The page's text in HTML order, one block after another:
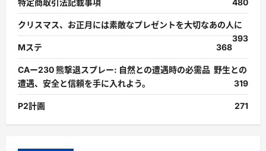
特定商取引法記載事項 480
クリスマス、お正月には素敵なプレゼントを大切なあの人に
393
Mステ
368
CAー230 熊撃退スプレー: 自然との遭遇時の必需品 野生との
遭遇、安全と信頼を手に入れよう。
319
P2計画 271